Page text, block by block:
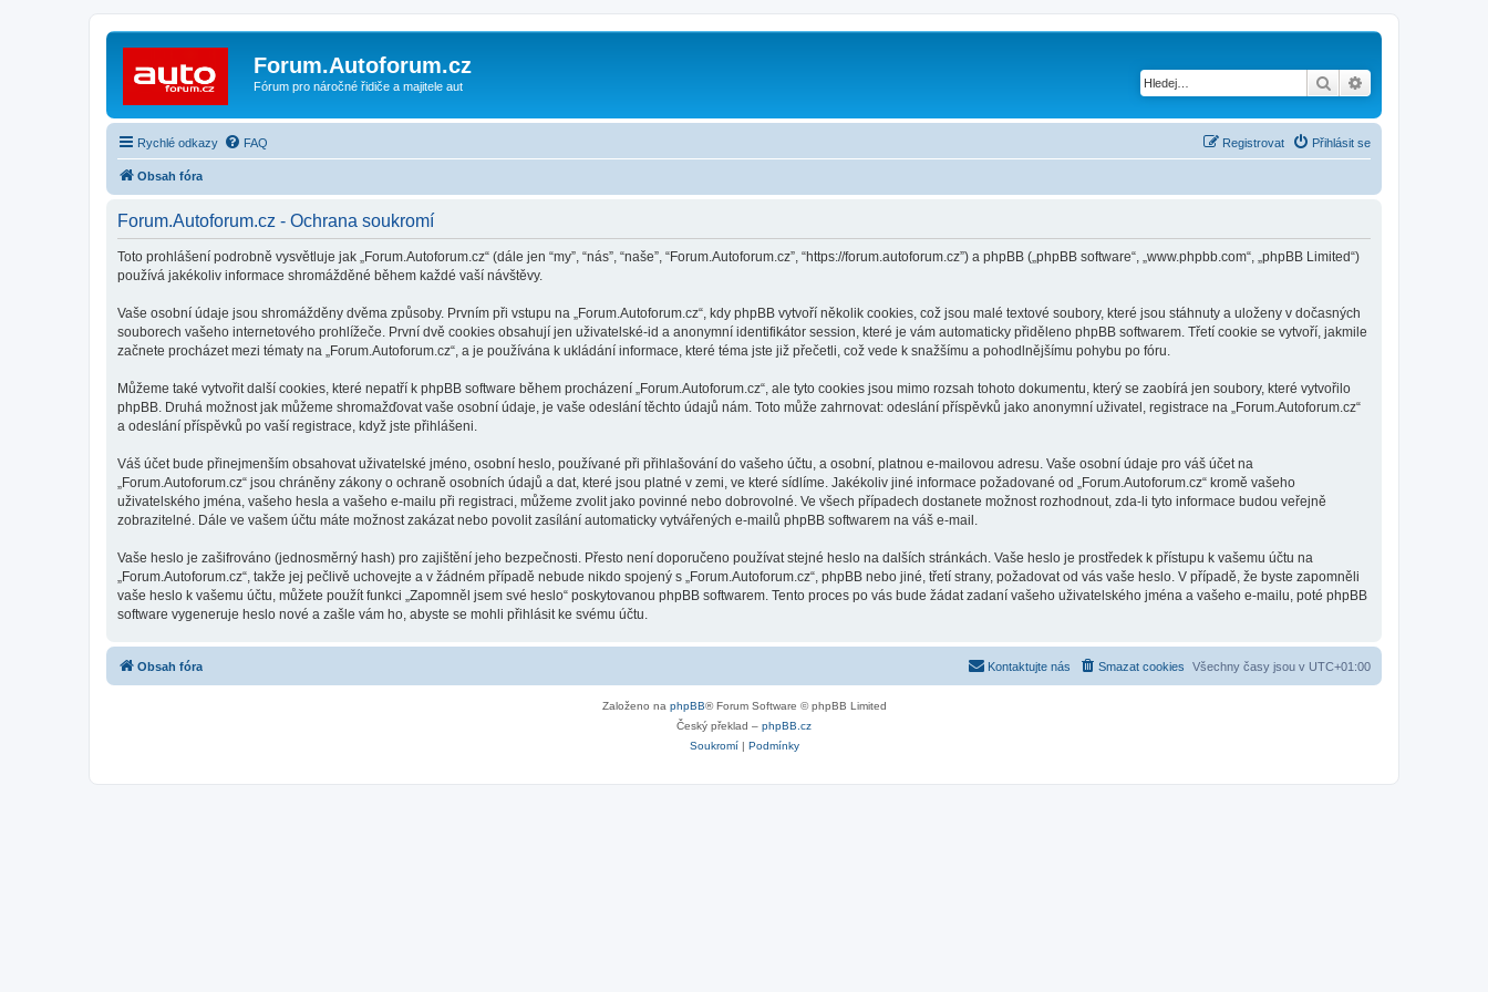
Forum.Autoforum.cz
Fórum pro náročné řidiče a majitele aut Hledat
Rychlé odkazy FAQ Přihlásit se
Registrovat
Obsah fóra
Forum.Autoforum.cz - Ochrana soukromí
Toto prohlášení podrobně vysvětluje jak „Forum.Autoforum.cz“ (dále jen “my”, “nás”, “naše”, “Forum.Autoforum.cz”, “https://forum.autoforum.cz”) a phpBB („phpBB software“, „www.phpbb.com“, „phpBB Limited“)
používá jakékoliv informace shromážděné během každé vaší návštěvy.
Vaše osobní údaje jsou shromážděny dvěma způsoby. Prvním při vstupu na „Forum.Autoforum.cz“, kdy phpBB vytvoří několik cookies, což jsou malé textové soubory, které jsou stáhnuty a uloženy v dočasných
souborech vašeho internetového prohlížeče. První dvě cookies obsahují jen uživatelské-id a anonymní identifikátor session, které je vám automaticky přiděleno phpBB softwarem. Třetí cookie se vytvoří, jakmile
začnete procházet mezi tématy na „Forum.Autoforum.cz“, a je používána k ukládání informace, které téma jste již přečetli, což vede k snažšímu a pohodlnějšímu pohybu po fóru.
Můžeme také vytvořit další cookies, které nepatří k phpBB software během procházení „Forum.Autoforum.cz“, ale tyto cookies jsou mimo rozsah tohoto dokumentu, který se zaobírá jen soubory, které vytvořilo
phpBB. Druhá možnost jak můžeme shromažďovat vaše osobní údaje, je vaše odeslání těchto údajů nám. Toto může zahrnovat: odeslání příspěvků jako anonymní uživatel, registrace na „Forum.Autoforum.cz“
a odeslání příspěvků po vaší registrace, když jste přihlášeni.
Váš účet bude přinejmenším obsahovat uživatelské jméno, osobní heslo, používané při přihlašování do vašeho účtu, a osobní, platnou e-mailovou adresu. Vaše osobní údaje pro váš účet na
„Forum.Autoforum.cz“ jsou chráněny zákony o ochraně osobních údajů a dat, které jsou platné v zemi, ve které sídlíme. Jakékoliv jiné informace požadované od „Forum.Autoforum.cz“ kromě vašeho
uživatelského jména, vašeho hesla a vašeho e-mailu při registraci, můžeme zvolit jako povinné nebo dobrovolné. Ve všech případech dostanete možnost rozhodnout, zda-li tyto informace budou veřejně
zobrazitelné. Dále ve vašem účtu máte možnost zakázat nebo povolit zasílání automaticky vytvářených e-mailů phpBB softwarem na váš e-mail.
Vaše heslo je zašifrováno (jednosměrný hash) pro zajištění jeho bezpečnosti. Přesto není doporučeno používat stejné heslo na dalších stránkách. Vaše heslo je prostředek k přístupu k vašemu účtu na
„Forum.Autoforum.cz“, takže jej pečlivě uchovejte a v žádném případě nebude nikdo spojený s „Forum.Autoforum.cz“, phpBB nebo jiné, třetí strany, požadovat od vás vaše heslo. V případě, že byste zapomněli
vaše heslo k vašemu účtu, můžete použít funkci „Zapomněl jsem své heslo“ poskytovanou phpBB softwarem. Tento proces po vás bude žádat zadaní vašeho uživatelského jména a vašeho e-mailu, poté phpBB
software vygeneruje heslo nové a zašle vám ho, abyste se mohli přihlásit ke svému účtu.
Obsah fóra Všechny časy jsou v UTC+01:00
Smazat cookies
Kontaktujte nás
Založeno na phpBB® Forum Software © phpBB Limited
Český překlad – phpBB.cz
Soukromí| Podmínky